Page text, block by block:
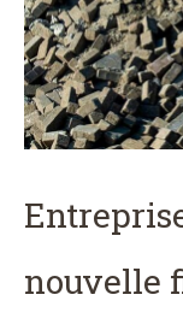
nouvelle